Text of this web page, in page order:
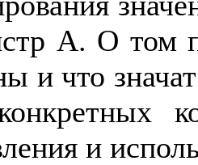
A. О том
и что
и